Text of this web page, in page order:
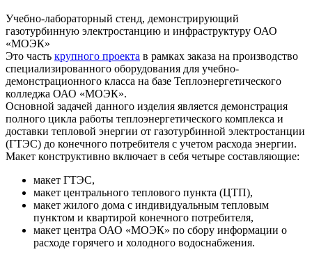
Учебно-лабораторный стенд, демонстрирующий
газотурбинную электростанцию и инфраструктуру ОАО
«МОЭК»
Это часть крупного проекта в рамках заказа на производство
специализированного оборудования для учебно-
демонстрационного класса на базе Теплоэнергетического
колледжа ОАО «МОЭК».
Основной задачей данного изделия является демонстрация
полного цикла работы теплоэнергетического комплекса и
доставки тепловой энергии от газотурбинной электростанции
(ГТЭС) до конечного потребителя с учетом расхода энергии.
Макет конструктивно включает в себя четыре составляющие:
макет ГТЭС,
макет центрального теплового пункта (ЦТП),
макет жилого дома с индивидуальным тепловым
пунктом и квартирой конечного потребителя,
макет центра ОАО «МОЭК» по сбору информации о
расходе горячего и холодного водоснабжения.